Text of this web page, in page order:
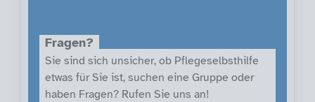
Fragen?
Sie sind sich unsicher, ob Pflegeselbsthilfe
etwas für Sie ist, suchen eine Gruppe oder
haben Fragen? Rufen Sie uns an!